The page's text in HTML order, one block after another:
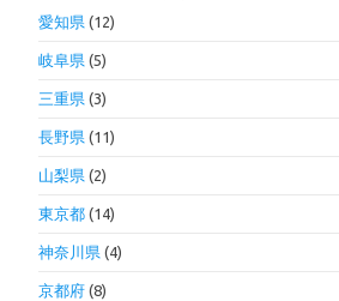
愛知県 (12)
岐阜県 (5)
三重県 (3)
長野県 (11)
山梨県 (2)
東京都 (14)
神奈川県 (4)
京都府 (8)